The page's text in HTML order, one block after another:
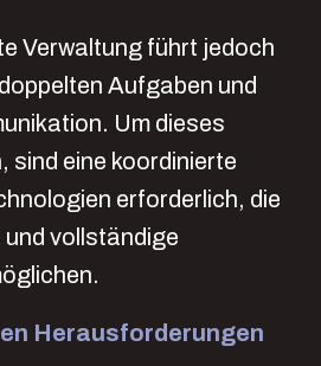
Verwaltung führt jedoch
Aufgaben und
Um dieses
sind eine koordinierte
erforderlich, die
vollständige
Herausforderungen